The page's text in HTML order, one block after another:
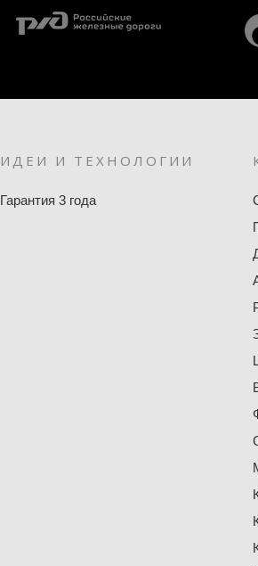
ИДЕИ И ТЕХНОЛОГИИ
Гарантия 3 года